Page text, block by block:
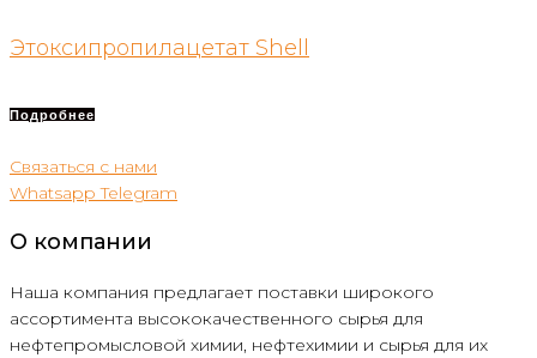
Этоксипропилацетат Shell
Подробнее
Связаться с нами
Whatsapp Telegram
О компании
Наша компания предлагает поставки широкого
ассортимента высококачественного сырья для
нефтепромысловой химии, нефтехимии и сырья для их